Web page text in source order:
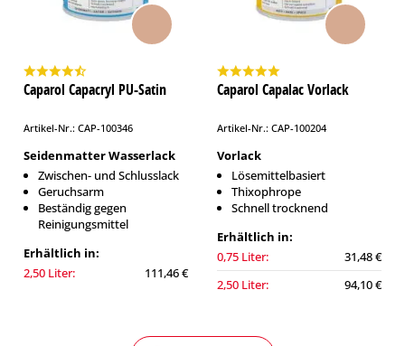
Caparol Capacryl PU-Satin
Artikel-Nr.: CAP-100346
Seidenmatter Wasserlack
Zwischen- und Schlusslack
Geruchsarm
Beständig gegen
Reinigungsmittel
Erhältlich in:
2,50 Liter:
111,46 €
Caparol Capalac Vorlack
Artikel-Nr.: CAP-100204
Vorlack
Lösemittelbasiert
Thixophrope
Schnell trocknend
Erhältlich in:
0,75 Liter:
31,48 €
2,50 Liter:
94,10 €